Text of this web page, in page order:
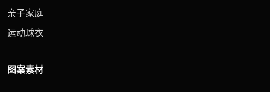
亲子家庭
运动球衣
图案素材